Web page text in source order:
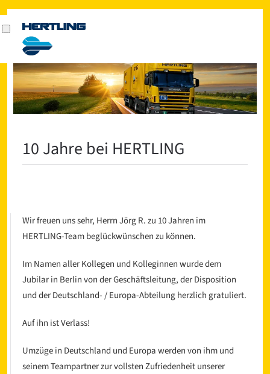
10 Jahre bei HERTLING
Wir freuen uns sehr, Herrn Jörg R. zu 10 Jahren im
HERTLING-Team beglückwünschen zu können.
Im Namen aller Kollegen und Kolleginnen wurde dem
Jubilar in Berlin von der Geschäftsleitung, der Disposition
und der Deutschland- / Europa-Abteilung herzlich gratuliert.
Auf ihn ist Verlass!
Umzüge in Deutschland und Europa werden von ihm und
seinem Teampartner zur vollsten Zufriedenheit unserer